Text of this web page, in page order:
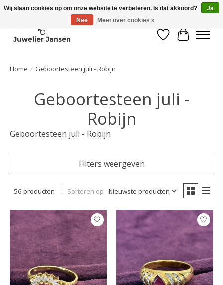
Verlanglijst
Home / Geboortesteen juli - Robijn
Geboortesteen juli -
Robijn
Geboortesteen juli - Robijn
Filters weergeven
56 producten Sorteren op Nieuwste producten
Wij slaan cookies op om onze website te verbeteren. Is dat akkoord?
Ja
Nee
Meer over cookies »